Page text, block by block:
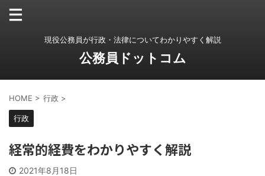
現役公務員が行政・法律についてわかりやすく解説
公務員ドットコム
HOME > 行政 >
行政
経常的経費をわかりやすく解説
2021年8月18日